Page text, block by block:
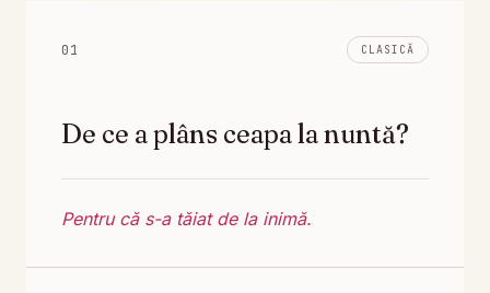
01 CLASICĂ
De ce a plâns ceapa la nuntă?
Pentru că s-a tăiat de la inimă.